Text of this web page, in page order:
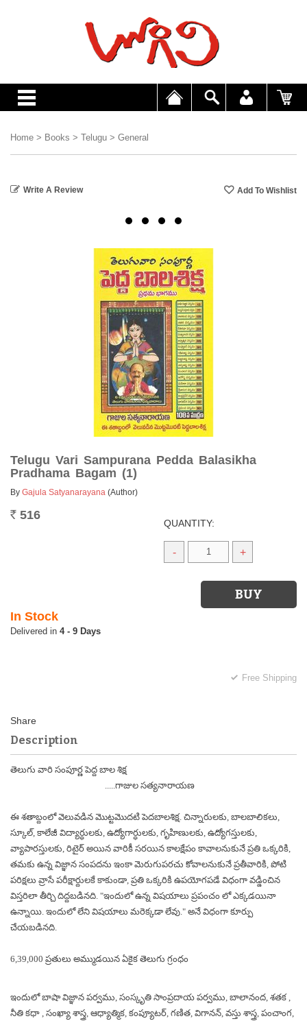
Home > Books > Telugu > General
Write A Review
Telugu Vari Sampurana Pedda Balasikha
Pradhama Bagam (1)
By Gajula Satyanarayana (Author)
Rs. 516
QUANTITY:
- +
In Stock
4 - 9 Days
Free Shipping
Description
తెలుగు వారి సంపూర్ణ పెద్ద బాల శిక్ష
.....గాజుల సత్యనారాయణ
ఈ శతాబ్దంలో వెలువడిన మొట్టమొదటి పెదబాలశిక్ష. చిన్నారులకు, బాలబాలికలు,
స్కూల్, కాలేజీ విద్యార్ధులకు, ఉద్యోగార్ధులకు, గృహిణులకు, ఉద్యోగస్తులకు,
వ్యాపారస్తులకు, రిటైర్ అయిన వారికీ సరయిన కాలక్షేపం కావాలనుకునే ప్రతి ఒక్కరికి,
తమకు ఉన్న విజ్ఞాన సంపదను ఇంకా మెరుగుపరచు కోవాలనుకునే ప్రతీవారికి, పోటి
పరిక్షలు వ్రాసే పరీక్షార్దులకే కాకుండా, ప్రతి ఒక్కరికి ఉపయోగపడే విధంగా వడ్డించిన
విస్తరిలా తీర్చి దిద్దబడినది. "ఇందులో ఉన్న విషయాలు ప్రపంచం లో ఎక్కడయినా
ఉన్నాయి. ఇందులో లేని విషయాలు మరెక్కడా లేవు." అనే విధంగా కూర్పు
చేయబడినది.
6,39,000 ప్రతులు అమ్ముడయిన ఏకైక తెలుగు గ్రంధం
ఇందులో బాషా విజ్ఞాన పర్వము, సంస్కృతి సాంప్రదాయ పర్వము, బాలానంద, శతక ,
నీతి కధా , సంఖ్యా శాస్త్ర, ఆధ్యాత్మిక, కంప్యూటర్, గణిత, విగానన్, వస్తు శాస్త్ర, పంచాంగ,